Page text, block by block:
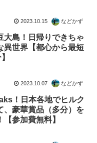
2023.10.15 などかず
大島！日帰りできちゃ
異世界【都心から最短
2023.10.07 などかず
！日本各地でヒルク
、豪華賞品（多分）を
【参加費無料】